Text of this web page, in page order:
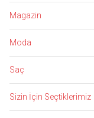
Magazin
Moda
Saç
Sizin İçin Seçtiklerimiz